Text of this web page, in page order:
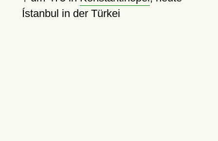
Ístanbul in der Türkei